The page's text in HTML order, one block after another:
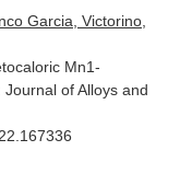
Garcia, Victorino,
Mn1-
Journal of Alloys and